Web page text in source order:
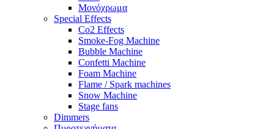
Μονόχρωμα
Special Effects
Co2 Effects
Smoke-Fog Machine
Bubble Machine
Confetti Machine
Foam Machine
Flame / Spark machines
Snow Machine
Stage fans
Dimmers